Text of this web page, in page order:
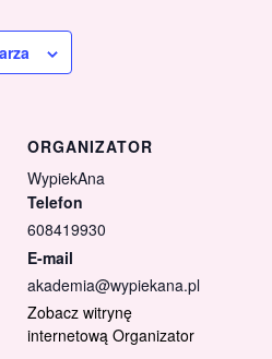
ORGANIZATOR
WypiekAna
Telefon
608419930
E-mail
akademia@wypiekana.pl
Zobacz witrynę
internetową Organizator